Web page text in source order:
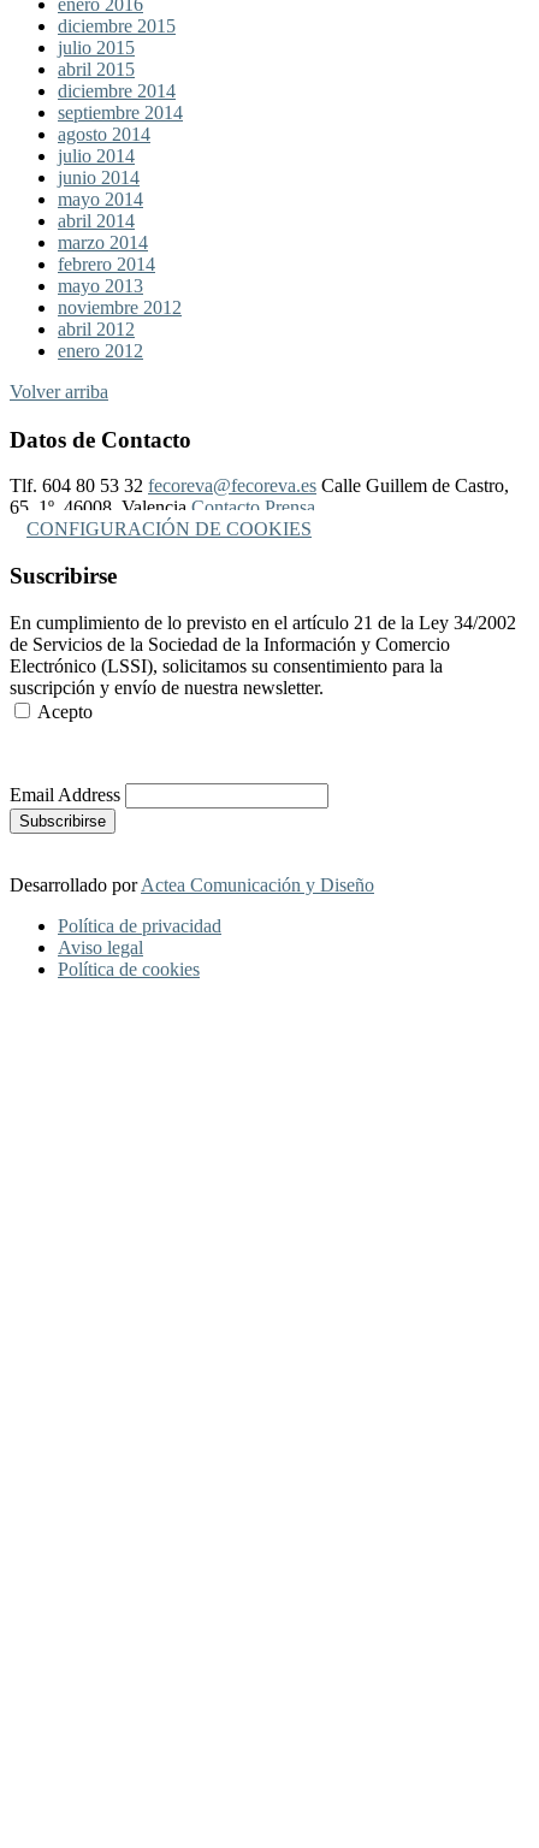
diciembre 2015
julio 2015
abril 2015
diciembre 2014
septiembre 2014
agosto 2014
julio 2014
junio 2014
mayo 2014
abril 2014
marzo 2014
febrero 2014
mayo 2013
noviembre 2012
abril 2012
enero 2012
Volver arriba
Datos de Contacto
Tlf. 604 80 53 32 fecoreva@fecoreva.es Calle Guillem de Castro,
65, 1º, 46008, Valencia Contacto Prensa
CONFIGURACIÓN DE COOKIES
Suscribirse
En cumplimiento de lo previsto en el artículo 21 de la Ley 34/2002
de Servicios de la Sociedad de la Información y Comercio
Electrónico (LSSI), solicitamos su consentimiento para la
suscripción y envío de nuestra newsletter.
Acepto
Email Address
Desarrollado porActea Comunicación y Diseño
Política de privacidad
Aviso legal
Política de cookies